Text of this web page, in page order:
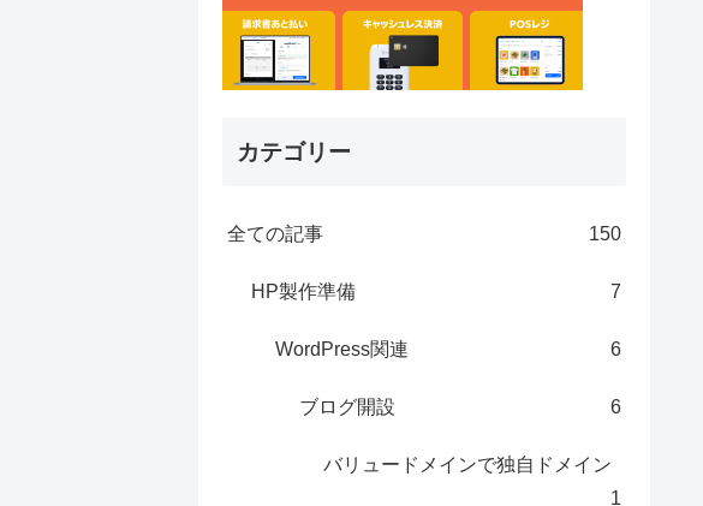
カテゴリー
全ての記事 150
HP製作準備 7
WordPress関連 6
ブログ開設 6
バリュードメインで独自ドメイン
1